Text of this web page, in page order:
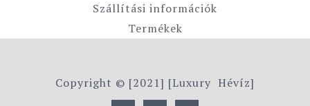
Szállítási információk
Termékek
Copyright © [2021] [Luxury Hévíz]